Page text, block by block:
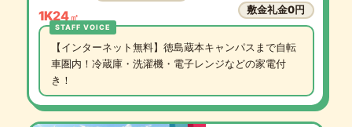
1K24㎡
敷金礼金0円
【インターネット無料】徳島蔵本キャンパスまで自転
車圏内！冷蔵庫・洗濯機・電子レンジなどの家電付
き！